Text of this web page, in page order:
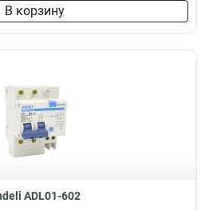
В корзину
ADL01-602